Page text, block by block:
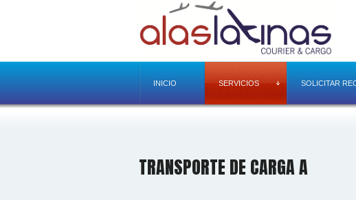
INICIO SERVICIOS SOLICITAR
TRANSPORTE DE CARGA A